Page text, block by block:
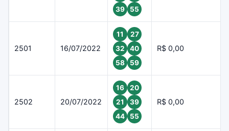
39
55
2501 16/07/2022
11
27
32
40
58
59
R$ 0,00
2502 20/07/2022
16
20
21
39
44
55
R$ 0,00